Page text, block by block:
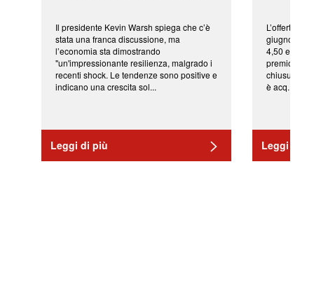
Il presidente Kevin Warsh spiega che c’è
stata una franca discussione, ma
l’economia sta dimostrando
"un'impressionante resilienza, malgrado i
recenti shock. Le tendenze sono positive e
indicano una crescita sol...
Leggi di più
L’offerta
giugno da
4,50 euro
premio di
chiusura
è acq...
Leggi di